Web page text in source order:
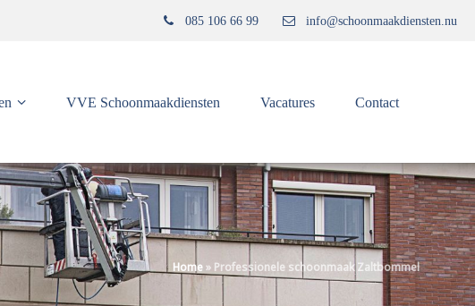
085 106 66 99 info@schoonmaakdiensten.nu
VVE Schoonmaakdiensten Vacatures Contact
Home» Professionele schoonmaak Zaltbommel